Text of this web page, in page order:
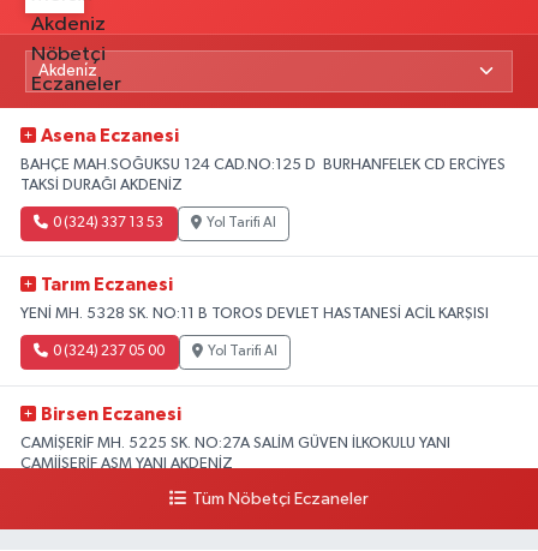
Asena Eczanesi
BAHÇE MAH.SOĞUKSU 124 CAD.NO:125 D BURHANFELEK CD ERCİYES
TAKSİ DURAĞI AKDENİZ
0 (324) 337 13 53 Yol Tarifi Al
Tarım Eczanesi
YENİ MH. 5328 SK. NO:11 B TOROS DEVLET HASTANESİ ACİL KARŞISI
0 (324) 237 05 00 Yol Tarifi Al
Birsen Eczanesi
CAMİŞERİF MH. 5225 SK. NO:27A SALİM GÜVEN İLKOKULU YANI
CAMİİŞERİF ASM YANI AKDENİZ
Yol Tarifi Al
Tüm Nöbetçi Eczaneler